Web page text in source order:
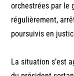
orchestrées par le
régulièrement,
poursuivis en
La situation s’est